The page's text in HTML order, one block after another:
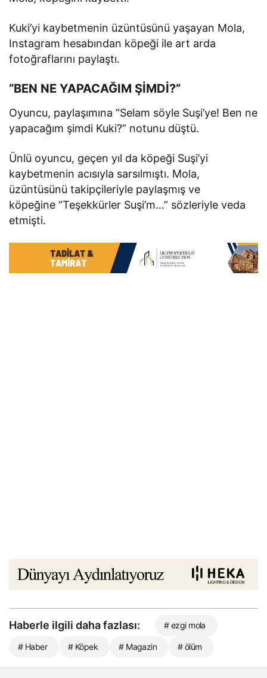
Kuki’yi kaybetmenin üzüntüsünü yaşayan Mola,
Instagram hesabından köpeği ile art arda
fotoğraflarını paylaştı.
“BEN NE YAPACAĞIM ŞİMDİ?”
Oyuncu, paylaşımına “Selam söyle Suşi’ye! Ben ne
yapacağım şimdi Kuki?” notunu düştü.
Ünlü oyuncu, geçen yıl da köpeği Suşi’yi
kaybetmenin acısıyla sarsılmıştı. Mola,
üzüntüsünü takipçileriyle paylaşmış ve
köpeğine “Teşekkürler Suşi’m…” sözleriyle veda
etmişti.
Haberle ilgili daha fazlası: # ezgi mola
# Haber # Köpek # Magazin # ölüm